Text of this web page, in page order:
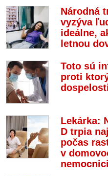
Národná
vyzýva
ideálne,
letnou
Toto sú
proti
Lekárka:
D trpia
počas
v